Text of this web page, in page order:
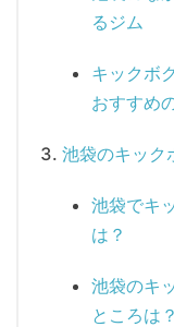
るジム
キックボ
おすすめ
池袋のキック
池袋でキ
は？
池袋のキ
ところは？